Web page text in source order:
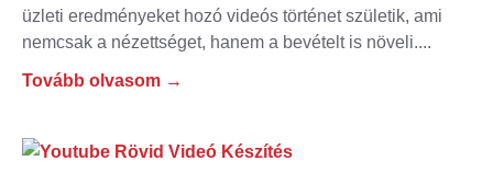
üzleti eredményeket hozó videós történet születik, ami
nemcsak a nézettséget, hanem a bevételt is növeli.
Tovább olvasom →